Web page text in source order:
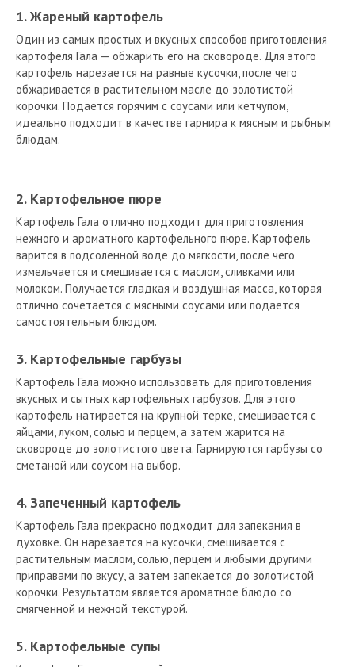
1. Жареный картофель
Один из самых простых и вкусных способов приготовления
картофеля Гала — обжарить его на сковороде. Для этого
картофель нарезается на равные кусочки, после чего
обжаривается в растительном масле до золотистой
корочки. Подается горячим с соусами или кетчупом,
идеально подходит в качестве гарнира к мясным и рыбным
блюдам.
2. Картофельное пюре
Картофель Гала отлично подходит для приготовления
нежного и ароматного картофельного пюре. Картофель
варится в подсоленной воде до мягкости, после чего
измельчается и смешивается с маслом, сливками или
молоком. Получается гладкая и воздушная масса, которая
отлично сочетается с мясными соусами или подается
самостоятельным блюдом.
3. Картофельные гарбузы
Картофель Гала можно использовать для приготовления
вкусных и сытных картофельных гарбузов. Для этого
картофель натирается на крупной терке, смешивается с
яйцами, луком, солью и перцем, а затем жарится на
сковороде до золотистого цвета. Гарнируются гарбузы со
сметаной или соусом на выбор.
4. Запеченный картофель
Картофель Гала прекрасно подходит для запекания в
духовке. Он нарезается на кусочки, смешивается с
растительным маслом, солью, перцем и любыми другими
приправами по вкусу, а затем запекается до золотистой
корочки. Результатом является ароматное блюдо со
смягченной и нежной текстурой.
5. Картофельные супы